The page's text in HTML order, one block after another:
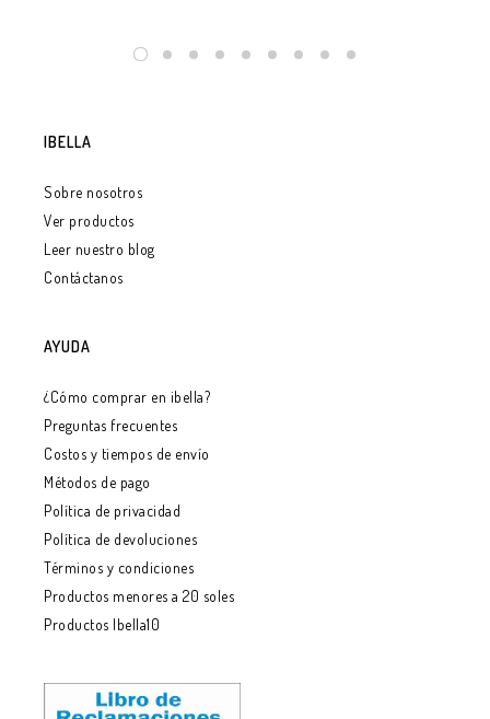
IBELLA
Sobre nosotros
Ver productos
Leer nuestro blog
Contáctanos
AYUDA
¿Cómo comprar en ibella?
Preguntas frecuentes
Costos y tiempos de envío
Métodos de pago
Política de privacidad
Política de devoluciones
Términos y condiciones
Productos menores a 20 soles
Productos Ibella10